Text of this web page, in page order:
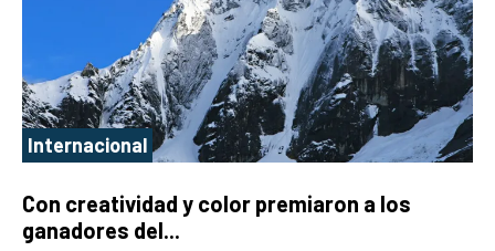
Internacional
Con creatividad y color premiaron a los
ganadores del...